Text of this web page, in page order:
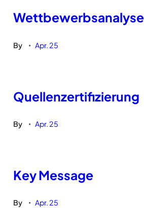
Wettbewerbsanalyse
By • Apr. 25
Quellenzertifizierung
By • Apr. 25
Key Message
By • Apr. 25